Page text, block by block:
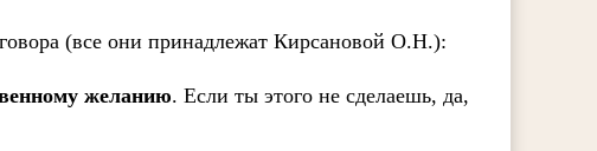
(все они принадлежат Кирсановой О.Н.):
желанию. Если ты этого не сделаешь, да,